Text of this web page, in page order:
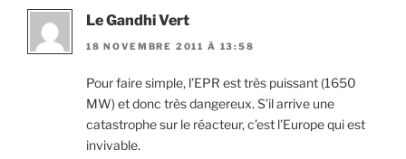
Le Gandhi Vert
18 NOVEMBRE 2011 À 13:58
Pour faire simple, l’EPR est très puissant (1650
MW) et donc très dangereux. S’il arrive une
catastrophe sur le réacteur, c’est l’Europe qui est
invivable.